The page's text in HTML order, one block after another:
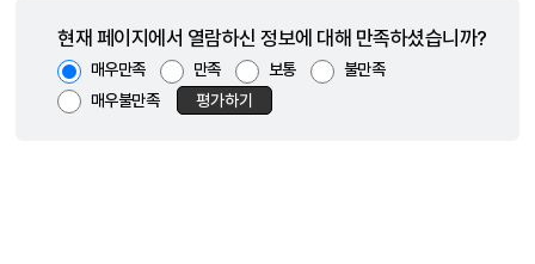
현재 페이지에서 열람하신 정보에 대해 만족하셨습니까?
매우만족 만족 보통
불만족
매우불만족
평가하기